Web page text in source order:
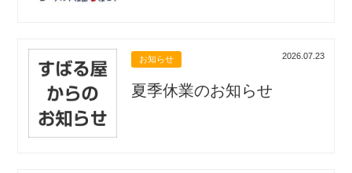
お知らせ 2026.07.23
夏季休業のお知らせ